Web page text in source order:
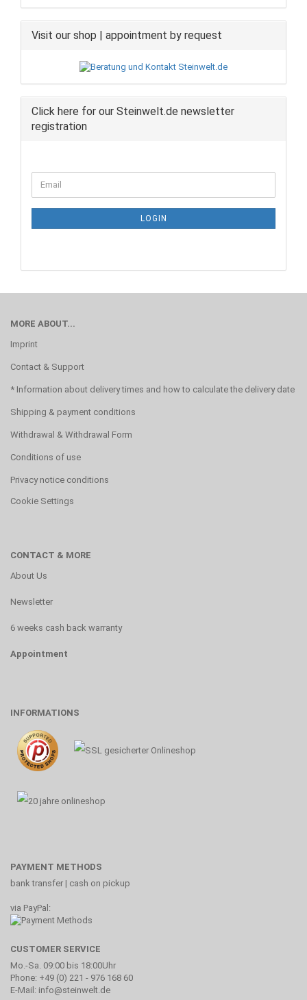
Visit our shop | appointment by request
Click here for our Steinwelt.de newsletter
registration
TO
NEWSLETTER
Email
LOGIN
MORE ABOUT...
Imprint
Contact & Support
* Information about delivery times and how to calculate the delivery date
Shipping & payment conditions
Withdrawal & Withdrawal Form
Conditions of use
Privacy notice conditions
Cookie Settings
CONTACT & MORE
About Us
Newsletter
6 weeks cash back warranty
Appointment
INFORMATIONS
PAYMENT METHODS
bank transfer | cash on pickup
via PayPal:
CUSTOMER SERVICE
Mo.-Sa. 09:00 bis 18:00Uhr
Phone: +49 (0) 221 - 976 168 60
E-Mail: info@steinwelt.de